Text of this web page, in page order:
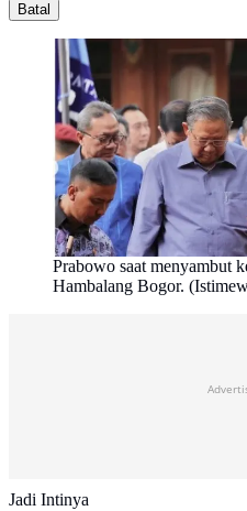
Batal
Prabowo saat menyambut
Hambalang Bogor.
Jadi Intinya